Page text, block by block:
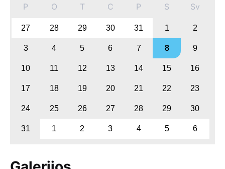
P O T C P S Sv
27 28 29 30 31 1 2
3 4 5 6 7 8 9
10 11 12 13 14 15 16
17 18 19 20 21 22 23
24 25 26 27 28 29 30
31 1 2 3 4 5 6